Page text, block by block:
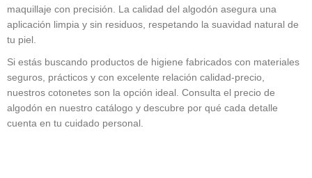
maquillaje con precisión. La calidad del algodón asegura una
aplicación limpia y sin residuos, respetando la suavidad natural de
tu piel.
Si estás buscando productos de higiene fabricados con materiales
seguros, prácticos y con excelente relación calidad-precio,
nuestros cotonetes son la opción ideal. Consulta el precio de
algodón en nuestro catálogo y descubre por qué cada detalle
cuenta en tu cuidado personal.